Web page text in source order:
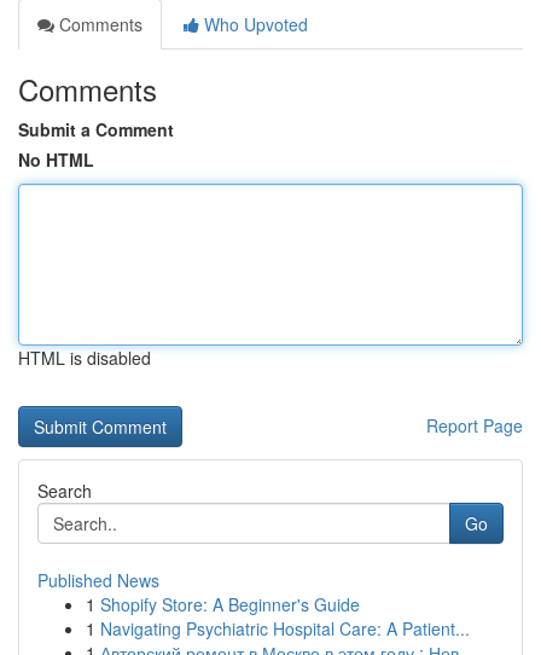
Comments
Who Upvoted
Comments
Submit a Comment
No HTML
HTML is disabled
Report Page
Search
Go
Published News
1 Shopify Store: A Beginner's Guide
1 Navigating Psychiatric Hospital Care: A Patient...